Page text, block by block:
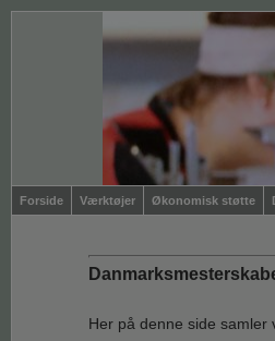
Forside Værktøjer Økonomisk støtte
Her på denne side